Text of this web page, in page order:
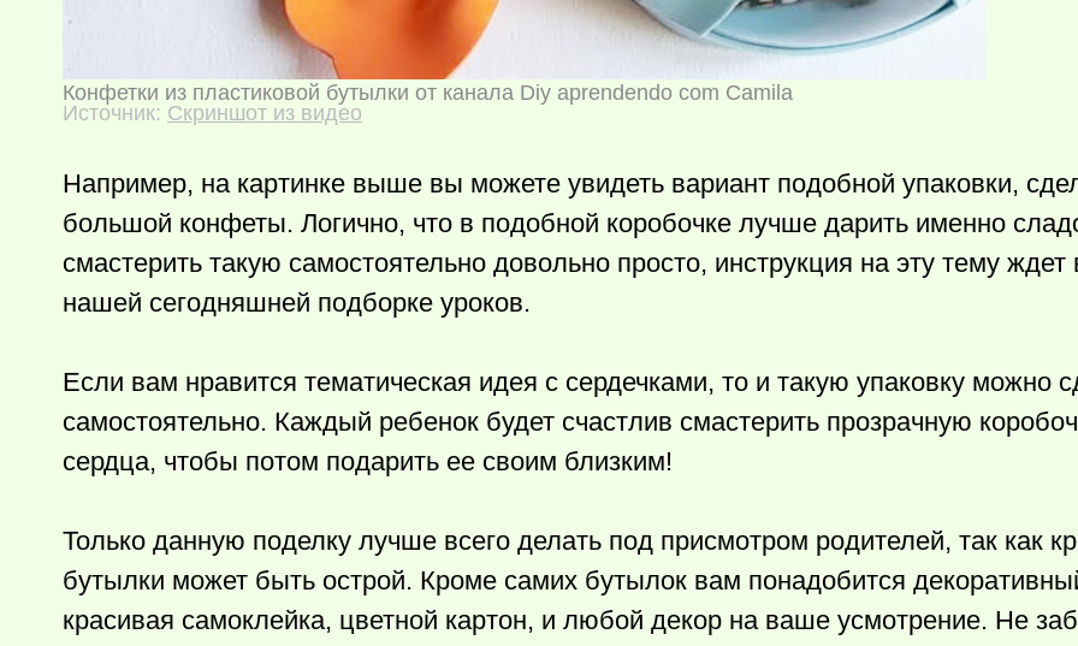
Конфетки из пластиковой бутылки от канала Diy aprendendo com Camila
Источник: Скриншот из видео
Например, на картинке выше вы можете увидеть вариант подобной упаковки,
большой конфеты. Логично, что в подобной коробочке лучше дарить именно
смастерить такую самостоятельно довольно просто, инструкция на эту тему ждет
нашей сегодняшней подборке уроков.
Если вам нравится тематическая идея с сердечками, то и такую упаковку можно
самостоятельно. Каждый ребенок будет счастлив смастерить прозрачную
сердца, чтобы потом подарить ее своим близким!
Только данную поделку лучше всего делать под присмотром родителей, так как
бутылки может быть острой. Кроме самих бутылок вам понадобится
красивая самоклейка, цветной картон, и любой декор на ваше усмотрение. Не